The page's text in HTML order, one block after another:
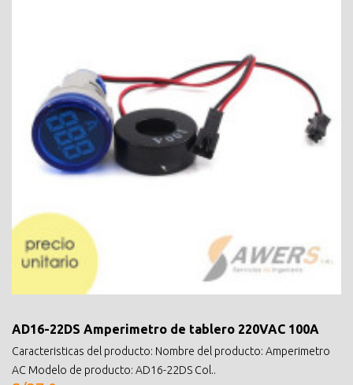
AD16-22DS Amperimetro de tablero 220VAC 100A
Caracteristicas del producto: Nombre del producto: Amperimetro
AC Modelo de producto: AD16-22DS Col..